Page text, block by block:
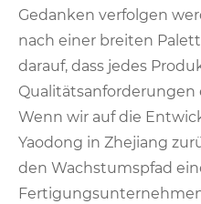
Gedanken verfolgen
nach einer breiten
darauf, dass jedes
Qualitätsanforderungen
Wenn wir auf die
Yaodong in Zhejiang
den Wachstumspfad